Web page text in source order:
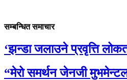
सम्बन्धित समाचार
‘झन्डा जलाउने प्रवृत्ति
“मेरो समर्थन जेनजी